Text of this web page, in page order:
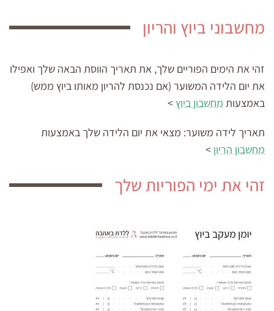
מחשבוני ביוץ והריון
זהי את הימים הפוריים שלך, את תאריך הווסת הבאה שלך ואפילו
את יום הלידה המשוער (אם נכנסת להריון מאותו ביוץ ממש)
באמצעות מחשבון ביוץ >
תאריך לידה משוער: מצאי את יום הלידה שלך באמצעות
מחשבון הריון >
זהי את ימי הפוריות שלך